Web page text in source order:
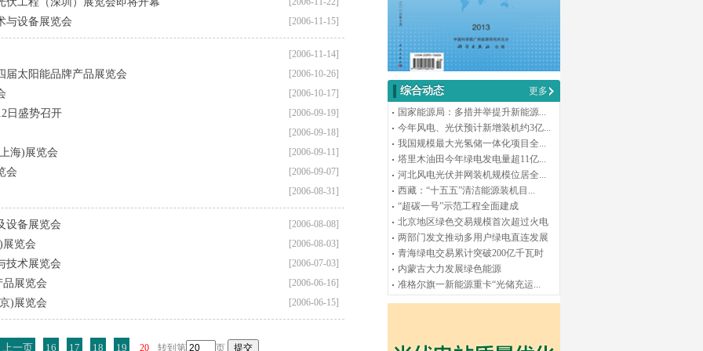
[2006-11-15]
与设备展览会
[2006-11-14]
[2006-10-26]
届太阳能品牌产品展览会
[2006-10-17]
[2006-09-19]
日盛势召开
[2006-09-18]
[2006-09-11]
海)展览会
[2006-09-07]
会
[2006-08-31]
[2006-08-08]
设备展览会
[2006-08-03]
展览会
[2006-07-03]
技术展览会
[2006-06-16]
品展览会
[2006-06-15]
)展览会
上一页 16 17 18 19 20 转到第 页
综合动态
更多
国家能源局：多措并举提升新能源...
今年风电、光伏预计新增装机约3亿...
我国规模最大光氢储一体化项目全...
塔里木油田今年绿电发电量超11亿...
河北风电光伏并网装机规模位居全...
西藏：“十五五”清洁能源装机目...
“超碳一号”示范工程全面建成
北京地区绿色交易规模首次超过火电
两部门发文推动多用户绿电直连发展
青海绿电交易累计突破200亿千瓦时
内蒙古大力发展绿色能源
准格尔旗一新能源重卡“光储充运...